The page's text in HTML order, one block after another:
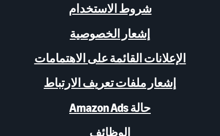
شروط الاستخدام
إشعار الخصوصية
الإعلانات القائمة على الاهتمامات
إشعار ملفات تعريف الارتباط
حالة Amazon Ads
الوظائف